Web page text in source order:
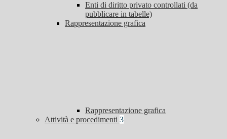
Enti di diritto privato controllati (da
pubblicare in tabelle)
Rappresentazione grafica
Rappresentazione grafica
Attività e procedimenti 3